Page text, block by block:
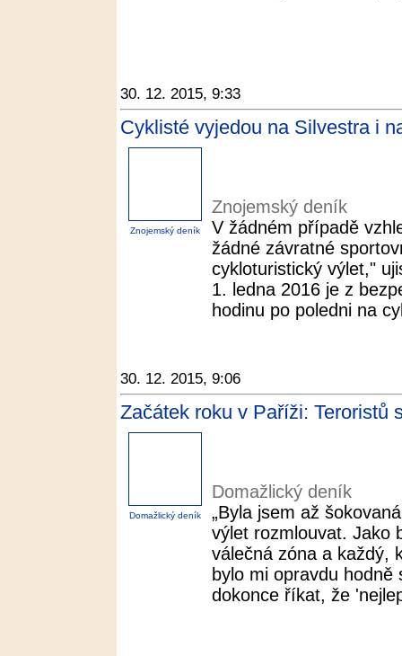
30. 12. 2015, 9:33
Cyklisté vyjedou na Silvestra i
Znojemský deník
Znojemský deník
V žádném případě
žádné závratné
cykloturistický výlet,"
1. ledna 2016 je z
hodinu po poledni na
30. 12. 2015, 9:06
Začátek roku v Paříži: Teroristů
Domažlický deník
Domažlický deník
„Byla jsem až
výlet rozmlouvat. Jako
válečná zóna a každý,
bylo mi opravdu
dokonce říkat, že